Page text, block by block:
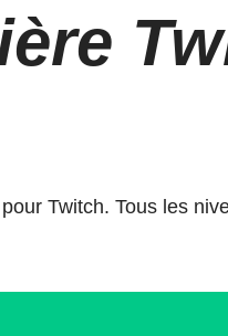
Twitch. Tous les